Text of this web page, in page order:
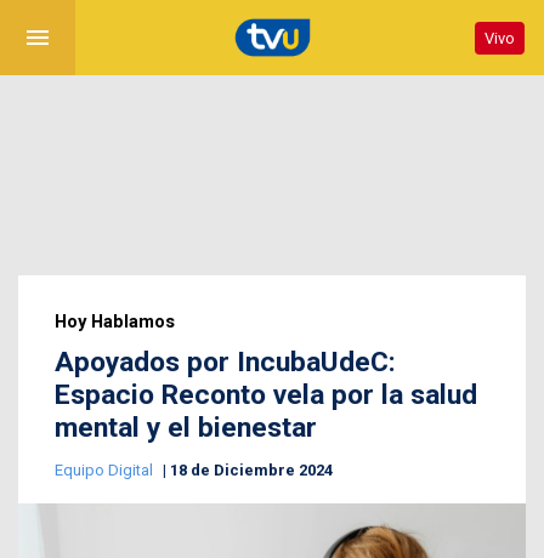
menu Vivo
Hoy Hablamos
Apoyados por IncubaUdeC:
Espacio Reconto vela por la salud
mental y el bienestar
Equipo Digital 18 de Diciembre 2024